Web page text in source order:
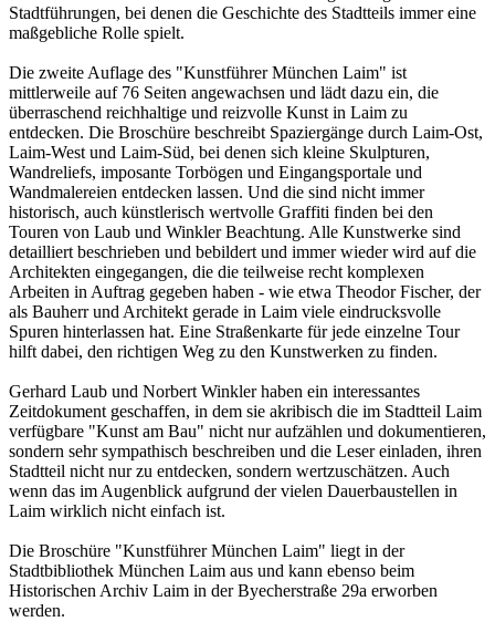
Stadtführungen, bei denen die Geschichte des Stadtteils immer eine
maßgebliche Rolle spielt.
Die zweite Auflage des "Kunstführer München Laim" ist
mittlerweile auf 76 Seiten angewachsen und lädt dazu ein, die
überraschend reichhaltige und reizvolle Kunst in Laim zu
entdecken. Die Broschüre beschreibt Spaziergänge durch Laim-Ost,
Laim-West und Laim-Süd, bei denen sich kleine Skulpturen,
Wandreliefs, imposante Torbögen und Eingangsportale und
Wandmalereien entdecken lassen. Und die sind nicht immer
historisch, auch künstlerisch wertvolle Graffiti finden bei den
Touren von Laub und Winkler Beachtung. Alle Kunstwerke sind
detailliert beschrieben und bebildert und immer wieder wird auf die
Architekten eingegangen, die die teilweise recht komplexen
Arbeiten in Auftrag gegeben haben - wie etwa Theodor Fischer, der
als Bauherr und Architekt gerade in Laim viele eindrucksvolle
Spuren hinterlassen hat. Eine Straßenkarte für jede einzelne Tour
hilft dabei, den richtigen Weg zu den Kunstwerken zu finden.
Gerhard Laub und Norbert Winkler haben ein interessantes
Zeitdokument geschaffen, in dem sie akribisch die im Stadtteil Laim
verfügbare "Kunst am Bau" nicht nur aufzählen und dokumentieren,
sondern sehr sympathisch beschreiben und die Leser einladen, ihren
Stadtteil nicht nur zu entdecken, sondern wertzuschätzen. Auch
wenn das im Augenblick aufgrund der vielen Dauerbaustellen in
Laim wirklich nicht einfach ist.
Die Broschüre "Kunstführer München Laim" liegt in der
Stadtbibliothek München Laim aus und kann ebenso beim
Historischen Archiv Laim in der Byecherstraße 29a erworben
werden.